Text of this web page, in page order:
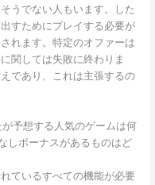
うでない人もいます。した
すためにプレイする必要が
れます。特定のオファーは
関しては失敗に終わりま
であり、これは主張するの
予想する人気のゲームは何
しボーナスがあるものはど
ているすべての機能が必要